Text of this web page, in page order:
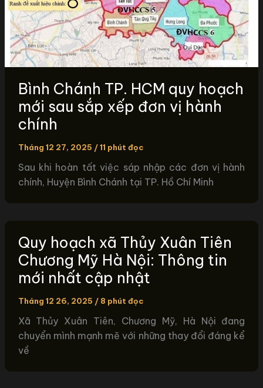
Bình Chánh TP. HCM quy hoạch
mới sau sắp xếp đơn vị hành
chính
Tháng 12 27, 2025 /11 phút đọc
Sau khi hoàn tất việc sáp nhập các đơn vị hành
chính, Huyện Bình Chánh tại TP. Hồ Chí Minh
Quy hoạch xã Thủy Xuân Tiên
Chương Mỹ Hà Nội: Thông tin
mới nhất cập nhật
Tháng 12 26, 2025 / 8 phút đọc
Xã Thủy Xuân Tiên, Chương Mỹ, Hà Nội đang
chuyển mình mạnh mẽ với những thay đổi đáng kể
về